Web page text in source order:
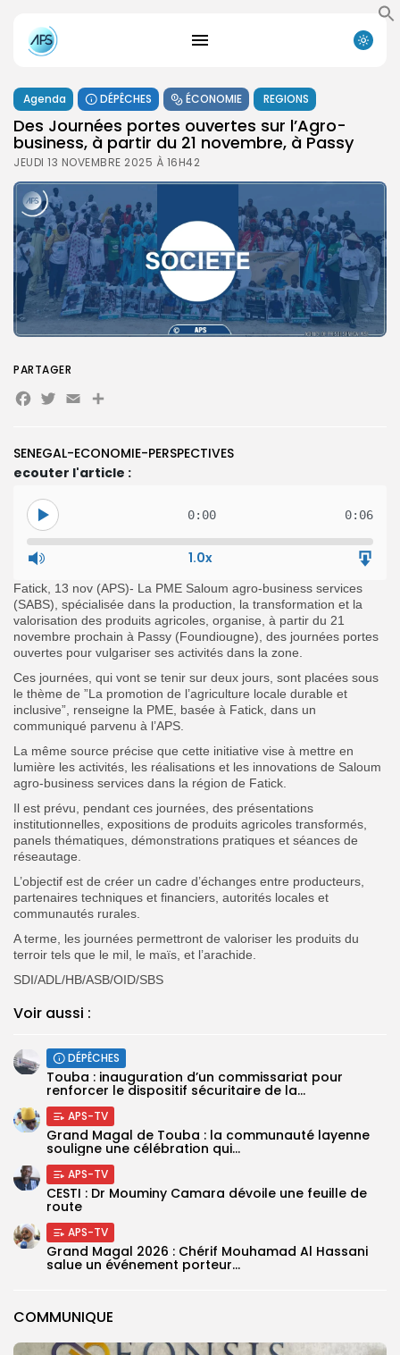
for:
Agenda DÉPÊCHES ÉCONOMIE REGIONS
Des Journées portes ouvertes sur l’Agro-
business, à partir du 21 novembre, à Passy
JEUDI 13 NOVEMBRE 2025 À 16H42
COMMUNIQUE
SENEGAL-ECONOMIE-PERSPECTIVES
ecouter l'article :
0:00 0:06
1.0x
Fatick, 13 nov (APS)- La PME Saloum agro-business services
(SABS), spécialisée dans la production, la transformation et la
valorisation des produits agricoles, organise, à partir du 21
novembre prochain à Passy (Foundiougne), des journées portes
ouvertes pour vulgariser ses activités dans la zone.
Ces journées, qui vont se tenir sur deux jours, sont placées sous
le thème de ”La promotion de l’agriculture locale durable et
inclusive”, renseigne la PME, basée à Fatick, dans un
communiqué parvenu à l’APS.
La même source précise que cette initiative vise à mettre en
lumière les activités, les réalisations et les innovations de Saloum
agro-business services dans la région de Fatick.
Il est prévu, pendant ces journées, des présentations
institutionnelles, expositions de produits agricoles transformés,
panels thématiques, démonstrations pratiques et séances de
réseautage.
L’objectif est de créer un cadre d’échanges entre producteurs,
partenaires techniques et financiers, autorités locales et
communautés rurales.
A terme, les journées permettront de valoriser les produits du
terroir tels que le mil, le maïs, et l’arachide.
SDI/ADL/HB/ASB/OID/SBS
Voir aussi :
DÉPÊCHES
Touba : inauguration d’un commissariat pour
renforcer le dispositif sécuritaire de la...
APS-TV
Grand Magal de Touba : la communauté layenne
souligne une célébration qui...
APS-TV
CESTI : Dr Mouminy Camara dévoile une feuille de
route
APS-TV
Grand Magal 2026 : Chérif Mouhamad Al Hassani
salue un événement porteur...
PARTAGER
Facebook
Twitter
EmailPartager